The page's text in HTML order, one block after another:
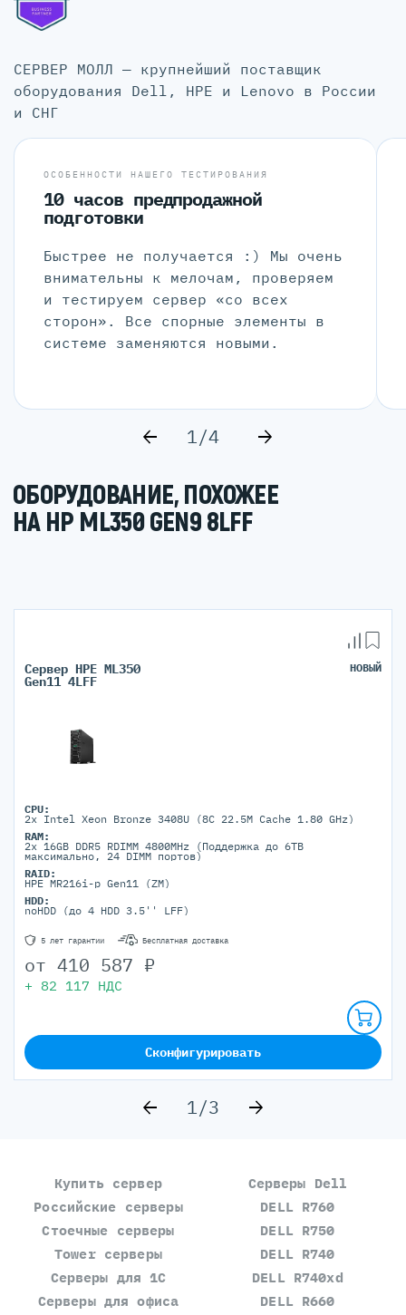
СЕРВЕР МОЛЛ — крупнейший поставщик
оборудования Dell, HPE и Lenovo в России
и СНГ
ОСОБЕННОСТИ НАШЕГО ТЕСТИРОВАНИЯ
10 часов предпродажной
подготовки
Быстрее не получается :) Мы очень
внимательны к мелочам, проверяем
и тестируем сервер «со всех
сторон». Все спорные элементы в
системе заменяются новыми.
1/4
ОБОРУДОВАНИЕ, ПОХОЖЕЕ
НА HP ML350 GEN9 8LFF
Сервер HPE ML350
Gen11 4LFF
НОВЫЙ
CPU:
2x Intel Xeon Bronze 3408U (8C 22.5M Cache 1.80 GHz)
RAM:
2x 16GB DDR5 RDIMM 4800MHz (Поддержка до 6TB
максимально, 24 DIMM портов)
RAID:
HPE MR216i-p Gen11 (ZM)
HDD:
noHDD (до 4 HDD 3.5'' LFF)
5 лет гарантии Бесплатная доставка
от 410 587 ₽
+ 82 117 НДС
Сконфигурировать
1/3
Купить сервер
Российские серверы
Стоечные серверы
Tower серверы
Серверы для 1С
Серверы для офиса
Серверы Dell
DELL R760
DELL R750
DELL R740
DELL R740xd
DELL R660